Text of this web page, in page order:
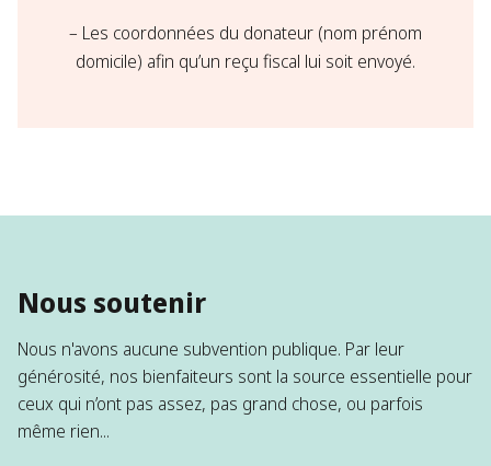
– Les coordonnées du donateur (nom prénom
domicile) afin qu’un reçu fiscal lui soit envoyé.​
Nous soutenir
Nous n'avons aucune subvention publique. Par leur
générosité, nos bienfaiteurs sont la source essentielle pour
ceux qui n’ont pas assez, pas grand chose, ou parfois
même rien...